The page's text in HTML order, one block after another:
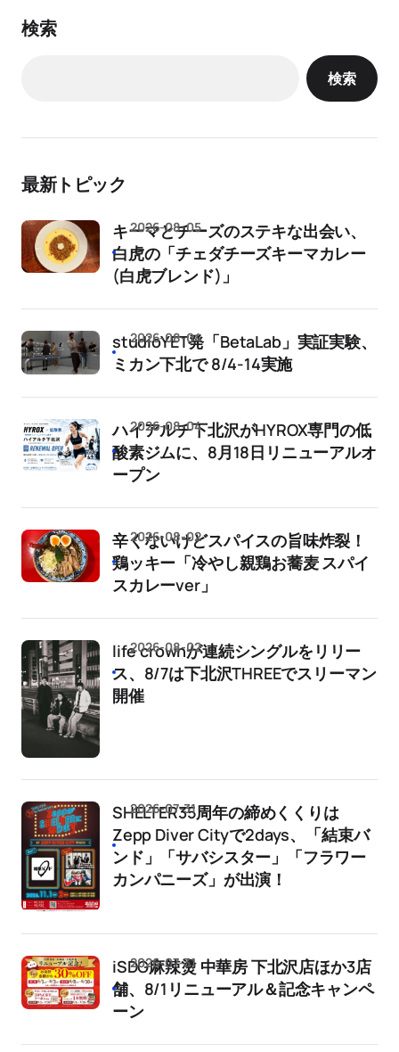
検索
検索
最新トピック
キーマとチーズのステキな出会い、
白虎の「チェダチーズキーマカレー
(白虎ブレンド)」
2026-08-05
studioYET発「BetaLab」実証実験、
ミカン下北で 8/4-14実施
2026-08-04
ハイアルチ下北沢がHYROX専門の低
酸素ジムに、8月18日リニューアルオ
ープン
2026-08-04
辛くないけどスパイスの旨味炸裂！
鶏ッキー「冷やし親鶏お蕎麦 スパイ
スカレーver」
2026-08-02
life crownが連続シングルをリリー
ス、8/7は下北沢THREEでスリーマン
開催
2026-08-02
SHELTER35周年の締めくくりは
Zepp Diver Cityで2days、「結束バ
ンド」「サバシスター」「フラワー
カンパニーズ」が出演！
2026-07-31
iSDG麻辣燙 中華房 下北沢店ほか3店
舗、8/1リニューアル＆記念キャンペ
ーン
2026-07-31